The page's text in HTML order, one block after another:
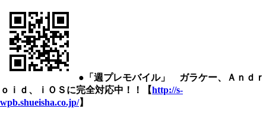
●「週プレモバイル」 ガラケー、Ａｎｄｒ
ｏｉｄ、ｉＯＳに完全対応中！！【http://s-
wpb.shueisha.co.jp/】